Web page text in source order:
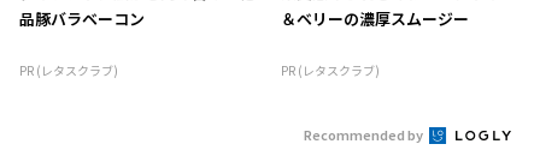
品豚バラベーコン
PR (レタスクラブ)
＆ベリーの濃厚スムージー
PR (レタスクラブ)
Recommended by